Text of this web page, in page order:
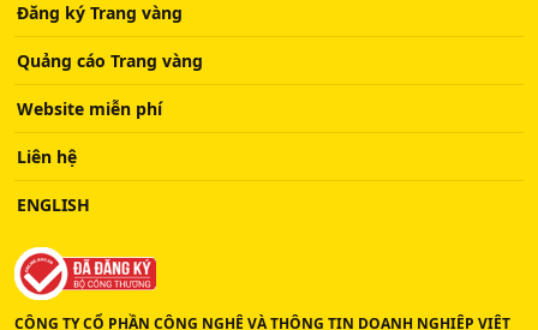
Đăng ký Trang vàng
Quảng cáo Trang vàng
Website miễn phí
Liên hệ
ENGLISH
CÔNG TY CỔ PHẦN CÔNG NGHỆ VÀ THÔNG TIN DOANH NGHIỆP VIỆT